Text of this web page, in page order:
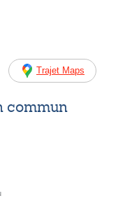
Trajet Maps
commun